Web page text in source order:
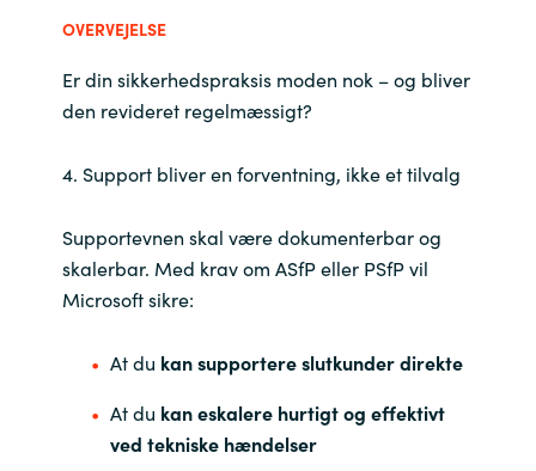
OVERVEJELSE
Er din sikkerhedspraksis moden nok – og bliver
den revideret regelmæssigt?
4. Support bliver en forventning, ikke et tilvalg
Supportevnen skal være dokumenterbar og
skalerbar. Med krav om ASfP eller PSfP vil
Microsoft sikre:
At du kan supportere slutkunder direkte
At du kan eskalere hurtigt og effektivt
ved tekniske hændelser